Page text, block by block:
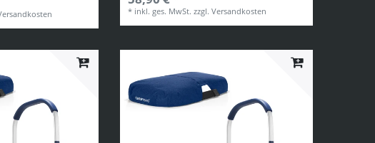
* inkl. ges. MwSt. zzgl.Versandkosten